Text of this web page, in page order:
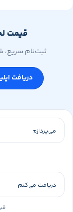
قیمت
ثبت‌نام سریع،
دریافت
قیمت